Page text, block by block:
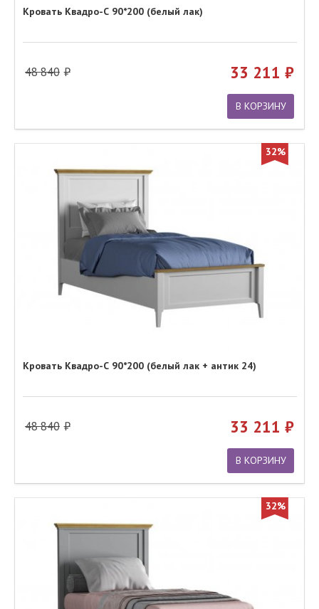
Кровать Квадро-С 90*200 (белый лак)
48 840 33 211
В КОРЗИНУ
32%
Кровать Квадро-С 90*200 (белый лак + антик 24)
48 840 33 211
В КОРЗИНУ
32%